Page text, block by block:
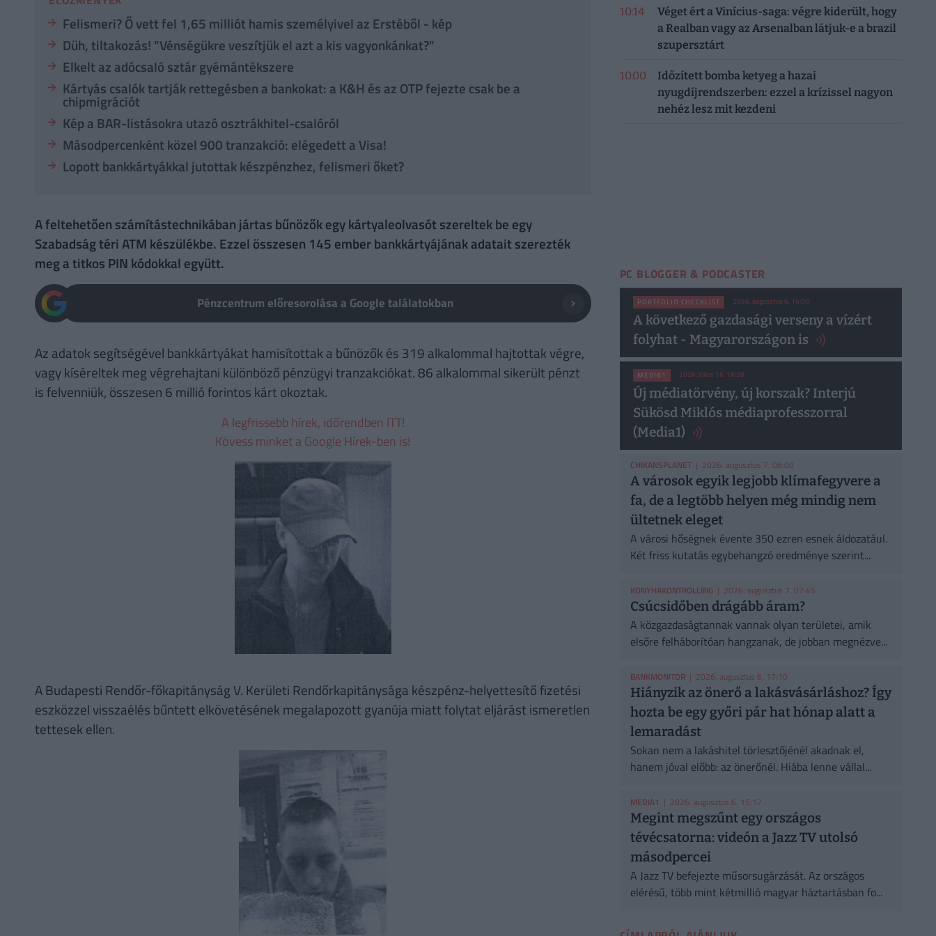
Felismeri? Ő vett fel 1,65 milliót hamis személyivel az Erstéből - kép
Düh, tiltakozás! "Vénségükre veszítjük el azt a kis vagyonkánkat?"
Elkelt az adócsaló sztár gyémántékszere
Kártyás csalók tartják rettegésben a bankokat: a K&H és az OTP fejezte csak be a
chipmigrációt
Kép a BAR-listásokra utazó osztrákhitel-csalóról
Másodpercenként közel 900 tranzakció: elégedett a Visa!
Lopott bankkártyákkal jutottak készpénzhez, felismeri őket?
A feltehetően számítástechnikában jártas bűnözők egy kártyaleolvasót szereltek be egy
Szabadság téri ATM készülékbe. Ezzel összesen 145 ember bankkártyájának adatait szerezték
meg a titkos PIN kódokkal együtt.
Pénzcentrum előresorolása a Google találatokban
Az adatok segítségével bankkártyákat hamisítottak a bűnözők és 319 alkalommal hajtottak végre,
vagy kíséreltek meg végrehajtani különböző pénzügyi tranzakciókat. 86 alkalommal sikerült pénzt
is felvenniük, összesen 6 millió forintos kárt okoztak.
A legfrissebb hírek, időrendben ITT!
Kövess minket a Google Hírek-ben is!
A Budapesti Rendőr-főkapitányság V. Kerületi Rendőrkapitánysága készpénz-helyettesítő fizetési
eszközzel visszaélés bűntett elkövetésének megalapozott gyanúja miatt folytat eljárást ismeretlen
tettesek ellen.
10:14
Véget ért a Vinícius-saga: végre kiderült, hogy
a Realban vagy az Arsenalban látjuk-e a brazil
szupersztárt
10:00
Időzített bomba ketyeg a hazai
nyugdíjrendszerben: ezzel a krízissel nagyon
nehéz lesz mit kezdeni
PC BLOGGER & PODCASTER
PORTFOLIO CHECKLIST 2026. augusztus 6. 16:50
A következő gazdasági verseny a vízért
folyhat - Magyarországon is
MEDIA1 2026. július 16. 18:28
Új médiatörvény, új korszak? Interjú
Sükösd Miklós médiaprofesszorral
(Media1)
CHIKANSPLANET| 2026. augusztus 7. 08:00
A városok egyik legjobb klímafegyvere a
fa, de a legtöbb helyen még mindig nem
ültetnek eleget
A városi hőségnek évente 350 ezren esnek áldozatául.
Két friss kutatás egybehangzó eredménye szerint...
KONYHAKONTROLLING| 2026. augusztus 7. 07:45
Csúcsidőben drágább áram?
A közgazdaságtannak vannak olyan területei, amik
elsőre felháborítóan hangzanak, de jobban megnézve...
BANKMONITOR| 2026. augusztus 6. 17:10
Hiányzik az önerő a lakásvásárláshoz? Így
hozta be egy győri pár hat hónap alatt a
lemaradást
Sokan nem a lakáshitel törlesztőjénél akadnak el,
hanem jóval előbb: az önerőnél. Hiába lenne vállal...
MEDIA1 | 2026. augusztus 6. 15:17
Megint megszűnt egy országos
tévécsatorna: videón a Jazz TV utolsó
másodpercei
A Jazz TV befejezte műsorsugárzását. Az országos
elérésű, több mint kétmillió magyar háztartásban fo...